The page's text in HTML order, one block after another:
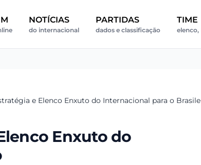
NOTÍCIAS
do internacional
PARTIDAS
dados e classificação
TIME
elenco,
e Elenco Enxuto do Internacional para o
Enxuto do